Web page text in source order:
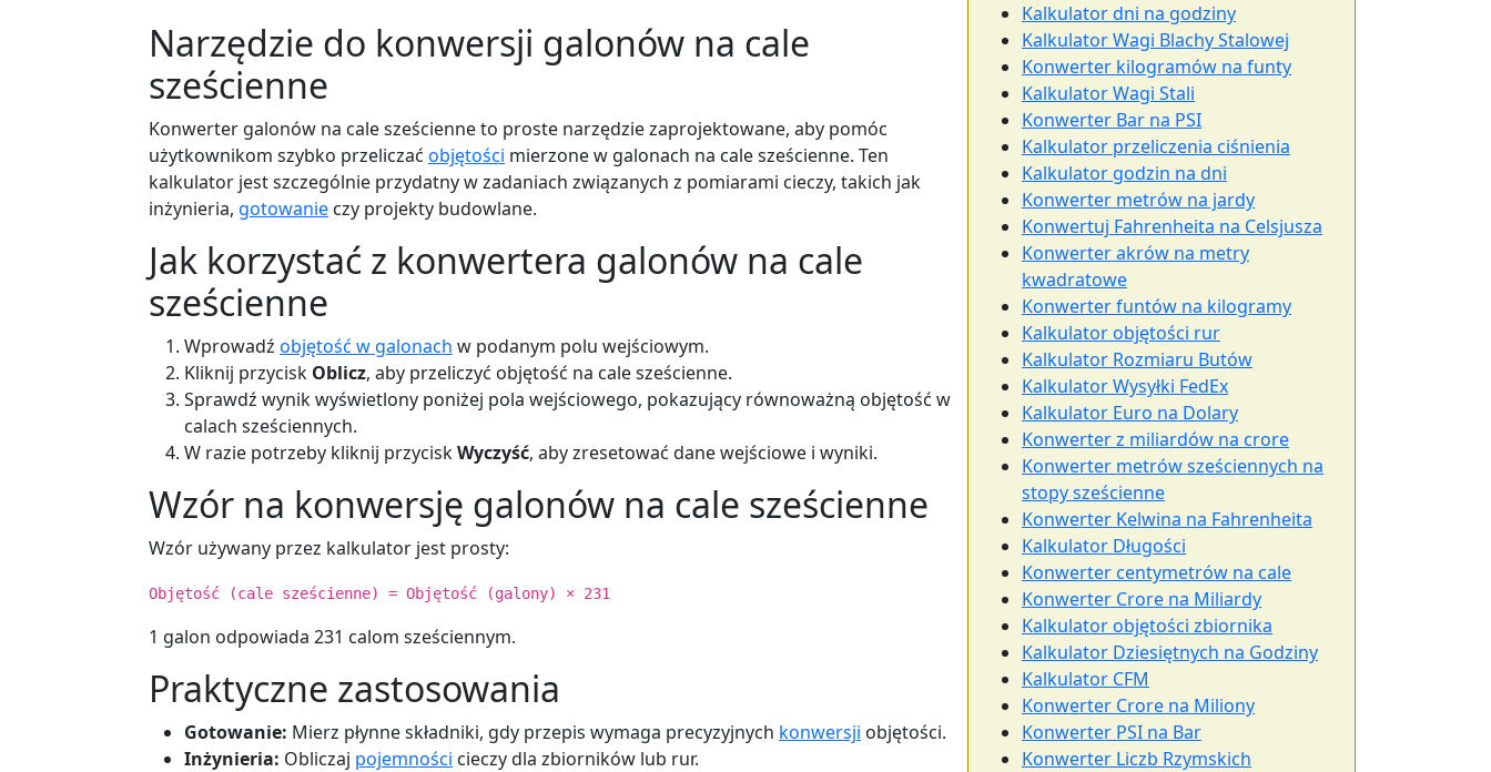
Narzędzie do konwersji galonów na cale
sześcienne
Konwerter galonów na cale sześcienne to proste narzędzie zaprojektowane, aby pomóc
użytkownikom szybko przeliczać objętości mierzone w galonach na cale sześcienne. Ten
kalkulator jest szczególnie przydatny w zadaniach związanych z pomiarami cieczy, takich jak
inżynieria, gotowanie czy projekty budowlane.
Jak korzystać z konwertera galonów na cale
sześcienne
Wprowadź objętość w galonach w podanym polu wejściowym.
Kliknij przycisk Oblicz, aby przeliczyć objętość na cale sześcienne.
Sprawdź wynik wyświetlony poniżej pola wejściowego, pokazujący równoważną objętość w
calach sześciennych.
W razie potrzeby kliknij przyciskWyczyść, aby zresetować dane wejściowe i wyniki.
Wzór na konwersję galonów na cale sześcienne
Wzór używany przez kalkulator jest prosty:
Objętość (cale sześcienne) = Objętość (galony) × 231
1 galon odpowiada 231 calom sześciennym.
Praktyczne zastosowania
Gotowanie: Mierz płynne składniki, gdy przepis wymaga precyzyjnych konwersji objętości.
Inżynieria: Obliczaj pojemności cieczy dla zbiorników lub rur.
Kalkulator dni na godziny
Kalkulator Wagi Blachy Stalowej
Konwerter kilogramów na funty
Kalkulator Wagi Stali
Konwerter Bar na PSI
Kalkulator przeliczenia ciśnienia
Kalkulator godzin na dni
Konwerter metrów na jardy
Konwertuj Fahrenheita na Celsjusza
Konwerter akrów na metry
kwadratowe
Konwerter funtów na kilogramy
Kalkulator objętości rur
Kalkulator Rozmiaru Butów
Kalkulator Wysyłki FedEx
Kalkulator Euro na Dolary
Konwerter z miliardów na crore
Konwerter metrów sześciennych na
stopy sześcienne
Konwerter Kelwina na Fahrenheita
Kalkulator Długości
Konwerter centymetrów na cale
Konwerter Crore na Miliardy
Kalkulator objętości zbiornika
Kalkulator Dziesiętnych na Godziny
Kalkulator CFM
Konwerter Crore na Miliony
Konwerter PSI na Bar
Konwerter Liczb Rzymskich